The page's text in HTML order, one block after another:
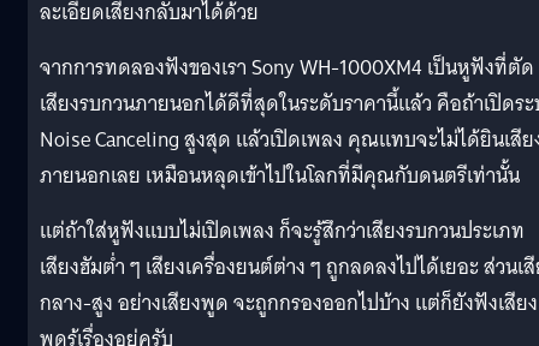
ละเอียดเสียงกลับมาได้ด้วย
จากการทดลองฟังของเรา Sony WH-1000XM4 เป็นหูฟังที่ตัด
เสียงรบกวนภายนอกได้ดีที่สุดในระดับราคานี้แล้ว คือถ้าเปิดร
Noise Canceling สูงสุด แล้วเปิดเพลง คุณแทบจะไม่ได้ยินเสีย
ภายนอกเลย เหมือนหลุดเข้าไปในโลกที่มีคุณกับดนตรีเท่านั้น
แต่ถ้าใส่หูฟังแบบไม่เปิดเพลง ก็จะรู้สึกว่าเสียงรบกวนประเภท
เสียงฮัมต่ำ ๆ เสียงเครื่องยนต์ต่าง ๆ ถูกลดลงไปได้เยอะ ส่วนเ
กลาง-สูง อย่างเสียงพูด จะถูกกรองออกไปบ้าง แต่ก็ยังฟังเสียง